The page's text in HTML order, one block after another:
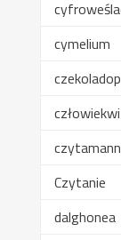
cymelium
Czytanie
dalghonea